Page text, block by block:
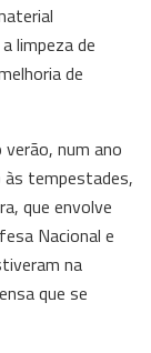
limpeza de
de
num ano
às tempestades,
que envolve
Nacional e
na
que se